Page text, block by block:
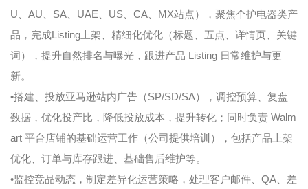
U、AU、SA、UAE、US、CA、MX站点），聚焦个护电器类产
品，完成Listing上架、精细化优化（标题、五点、详情页、关键
词），提升自然排名与曝光，跟进产品 Listing 日常维护与更
新。
•搭建、投放亚马逊站内广告（SP/SD/SA），调控预算、复盘
数据，优化投产比，降低投放成本，提升转化；同时负责 Walm
art 平台店铺的基础运营工作（公司提供培训），包括产品上架
优化、订单与库存跟进、基础售后维护等。
•监控竞品动态，制定差异化运营策略，处理客户邮件、QA、差